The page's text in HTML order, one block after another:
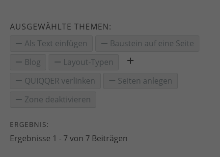
AUSGEWÄHLTE THEMEN:
Als Text einfügen
Baustein auf eine Seite
Blog
Layout-Typen
QUIQQER verlinken
Seiten anlegen
Zone deaktivieren
ERGEBNIS:
Ergebnisse 1 - 7 von 7 Beiträgen